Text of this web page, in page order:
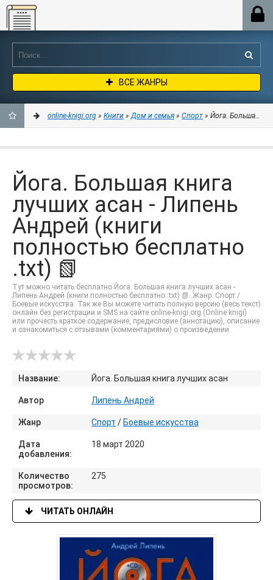
Online-knigi.org
ВСЕ ЖАНРЫ
ЗАКЛАДКИ
online-knigi.org » Книги »Дом и семья » Спорт » Йога. Большая
Йога. Большая книга
лучших асан - Липень
Андрей (книги
полностью бесплатно
.txt) 📗
Тут можно читать бесплатно Йога. Большая книга лучших асан -
Липень Андрей (книги полностью бесплатно .txt) 📗. Жанр: Спорт /
Боевые искусства. Так же Вы можете читать полную версию (весь текст)
онлайн без регистрации и SMS на сайте online-knigi.org (Online knigi)
или прочесть краткое содержание, предисловие (аннотацию), описание
и ознакомиться с отзывами (комментариями) о произведении.
Название: Йога. Большая книга лучших асан
Автор Липень Андрей
Жанр Спорт / Боевые искусства
Дата
добавления:
18 март 2020
Количество
просмотров:
275
ЧИТАТЬ ОНЛАЙН